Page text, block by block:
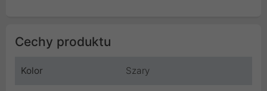
Cechy produktu
Kolor Szary